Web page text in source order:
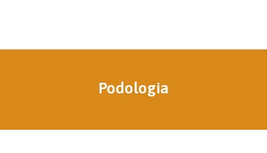
Podologia